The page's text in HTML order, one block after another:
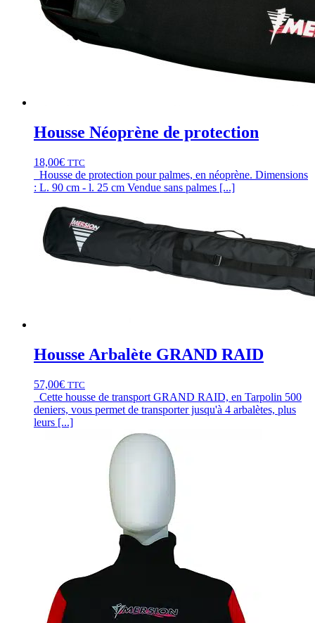
Housse Néoprène de protection
18,00€ TTC
Housse de protection pour palmes, en néoprène. Dimensions
: L. 90 cm - l. 25 cm Vendue sans palmes [...]
Housse Arbalète GRAND RAID
57,00€ TTC
Cette housse de transport GRAND RAID, en Tarpolin 500
deniers, vous permet de transporter jusqu'à 4 arbalètes, plus
leurs [...]